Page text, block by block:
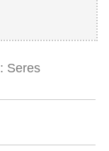
Seres